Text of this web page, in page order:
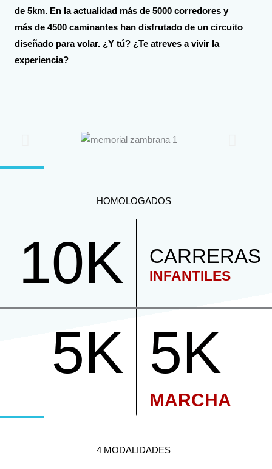
de 5km. En la actualidad más de 5000 corredores y
más de 4500 caminantes han disfrutado de un circuito
diseñado para volar. ¿Y tú? ¿Te atreves a vivir la
experiencia?
HOMOLOGADOS
10K CARRERAS
INFANTILES
5K 5K
MARCHA
4 MODALIDADES